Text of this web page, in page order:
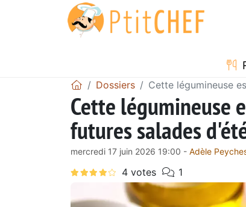
Dossiers Cette légumineuse
Cette légumineuse
futures salades
mercredi 17 juin 2026 19:00 - Adèle